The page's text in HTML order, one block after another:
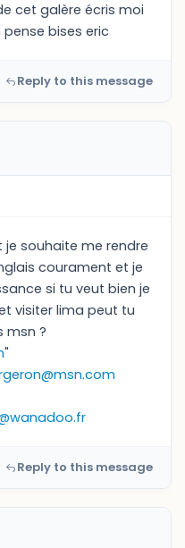
cet galère écris moi
bises eric
Reply to this message
souhaite me rendre
courament et je
si tu veut bien je
visiter lima peut tu
msn ?
"
Reply to this message